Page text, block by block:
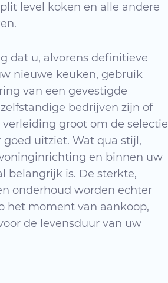
level koken en alle andere
dat u, alvorens definitieve
nieuwe keuken, gebruik
van een gevestigde
bedrijven zijn of
groot om de selectie
uitziet. Wat qua stijl,
en binnen uw
belangrijk is. De sterkte,
onderhoud worden echter
het moment van aankoop,
de levensduur van uw